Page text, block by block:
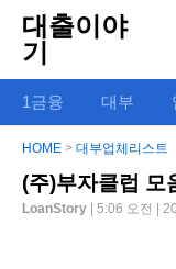
대출이야
기
1금융 대부
HOME > 대부업체리스트
(주)부자클럽 모
LoanStory | 5:06 오전 |